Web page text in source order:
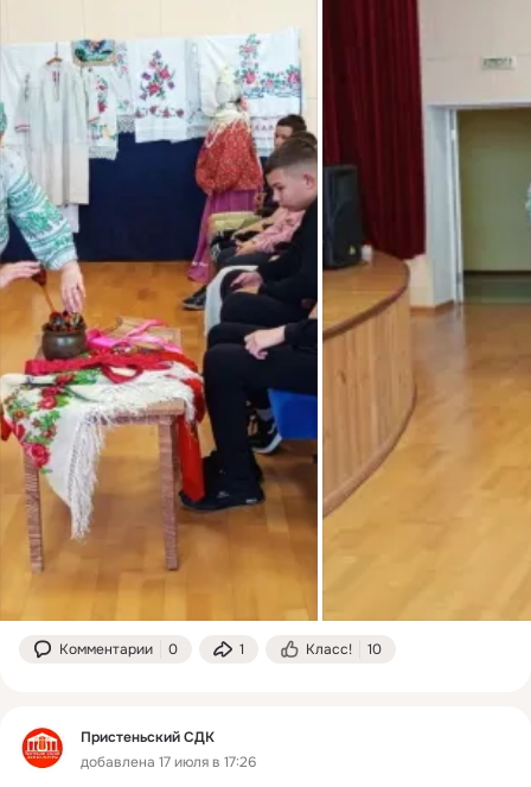
Комментарии 0 1 Класс! 10
Пристеньский СДК
добавлена 17 июля в 17:26